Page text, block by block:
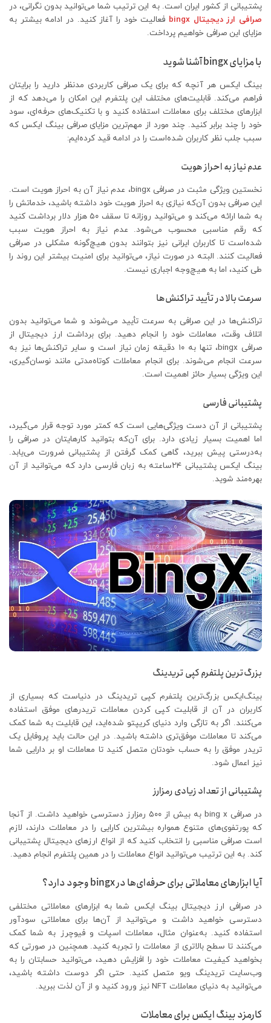
پشتیبانی از کشور ایران است. به این ترتیب شما می‌توانید بدون نگرانی، در
صرافی ارز دیجیتال bingx فعالیت خود را آغاز کنید. در ادامه بیشتر به
مزایای این صرافی خواهیم پرداخت.
با مزایای bingx آشنا شوید
بینگ ایکس هر آنچه که برای یک صرافی کاربردی مدنظر دارید را برایتان
فراهم می‌کند. قابلیت‌های مختلف این پلتفرم این امکان را می‌دهد که از
ابزارهای مختلف برای معاملات استفاده کنید و با تکنیک‌های حرفه‌ای، سود
خود را چند برابر کنید. چند مورد از مهم‌ترین مزایای صرافی بینگ ایکس که
سبب جلب نظر کاربران شده‌است را در ادامه قید کرده‌ایم:
عدم نیاز به احراز هویت
نخستین ویژگی مثبت در صرافی bingx، عدم نیاز آن به احراز هویت است.
این صرافی بدون آن‌که نیازی به احراز هویت خود داشته باشید، خدماتش را
به شما ارائه می‌کند و می‌توانید روزانه تا سقف ۵۰ هزار دلار برداشت کنید
که رقم مناسبی محسوب می‌شود. عدم نیاز به احراز هویت سبب
شده‌است تا کاربران ایرانی نیز بتوانند بدون هیچ‌گونه مشکلی در صرافی
فعالیت کنند.‌ البته در صورت نیاز، می‌توانید برای امنیت بیشتر این روند را
طی کنید، اما به هیچ‌وجه اجباری نیست.
سرعت بالا در تأیید تراکنش‌ها
تراکنش‌ها در این صرافی به سرعت تأیید می‌شوند و شما می‌توانید بدون
اتلاف وقت، معاملات خود را انجام دهید. برای برداشت ارز دیجیتال از
صرافی bingx، تنها به ۱۰ دقیقه زمان نیاز است و سایر تراکنش‌ها نیز به
سرعت انجام می‌شوند. برای انجام معاملات کوتاه‌مدتی مانند نوسان‌گیری،
این ویژگی بسیار حائز اهمیت است.
پشتیبانی فارسی
پشتیبانی از آن دست ویژگی‌هایی است که کمتر مورد توجه قرار می‌گیرد،
اما اهمیت بسیار زیادی دارد. برای آن‌که بتوانید کارهایتان در صرافی را
به‌درستی پیش ببرید، گاهی کمک گرفتن از پشتیبانی ضرورت می‌یابد.
بینگ ایکس پشتیبانی ۲۴ساعته به زبان فارسی دارد که می‌توانید از آن
بهره‌مند شوید.
بزرگ‌ترین پلتفرم کپی تریدینگ
بینگ‌ایکس بزرگ‌ترین پلتفرم کپی تریدینگ در دنیاست که بسیاری از
کاربران در آن از قابلیت کپی کردن معاملات تریدرهای موفق استفاده
می‌کنند. اگر به تازگی وارد دنیای کریپتو شده‌اید، این قابلیت به شما کمک
می‌کند تا معاملات موفق‌تری داشته باشید. در این حالت باید پروفایل یک
تریدر موفق را به حساب خودتان متصل کنید تا معاملات او بر دارایی شما
نیز اعمال شود.
پشتیبانی از تعداد زیادی رمزارز
در صرافی bing x به بیش از ۵۰۰ رمزارز دسترسی خواهید داشت. از آنجا
که پورتفوی‌های متنوع همواره بیشترین کارایی را در معاملات دارند، لازم
است صرافی مناسبی را انتخاب کنید که از انواع ارزهای دیجیتال پشتیبانی
کند. به این ترتیب می‌توانید انواع معاملات را در همین پلتفرم انجام دهید.
آیا ابزارهای معاملاتی برای حرفه‌ای‌ها در bingx وجود دارد؟
در صرافی ارز دیجیتال بینگ ایکس شما به ابزارهای معاملاتی مختلفی
دسترسی خواهید داشت و می‌توانید از آن‌ها برای معاملاتی سودآور
استفاده کنید. به‌عنوان مثال، معاملات اسپات و فیوچرز به شما کمک
می‌کنند تا سطح بالاتری از معاملات را تجربه کنید. همچنین در صورتی که
بخواهید کیفیت معاملات خود را افزایش دهید، می‌توانید حسابتان را به
وب‌سایت تریدینگ ویو متصل کنید. حتی اگر دوست داشته باشید،
می‌توانید به دنیای معاملات NFT نیز ورود كنید و از آن لذت ببرید.
کارمزد بینگ ایکس برای معاملات